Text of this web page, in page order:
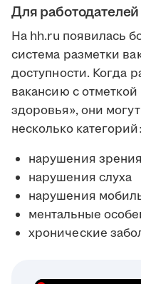
Для работодателей
На hh.ru появилась
система разметки
доступности. Когда
вакансию с
здоровья», они
несколько категорий:
нарушения зрения
нарушения слуха
нарушения
ментальные
хронические